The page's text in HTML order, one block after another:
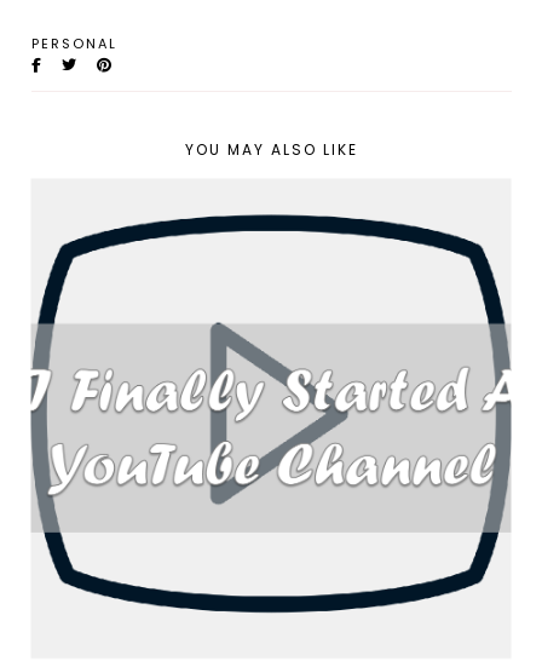
PERSONAL
YOU MAY ALSO LIKE